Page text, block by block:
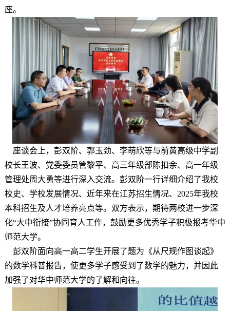
座。
座谈会上，彭双阶、郭玉劲、李萌欣等与前黄高级中学副
校长王波、党委委员管黎平、高三年级部陈扣余、高一年级
管理处周大勇等进行深入交流。彭双阶一行详细介绍了我校
校史、学校发展情况、近年来在江苏招生情况、2025年我校
本科招生及人才培养亮点等。双方表示， 期待两校进一步深
化“大中衔接”协同育人工作，鼓励更多优秀学子积极报考华中
师范大学。
彭双阶面向高一高二学生开展了题为《从尺规作图谈起》
的数学科普报告，使更多学子感受到了数学的魅力，并因此
加强了对华中师范大学的了解和向往。